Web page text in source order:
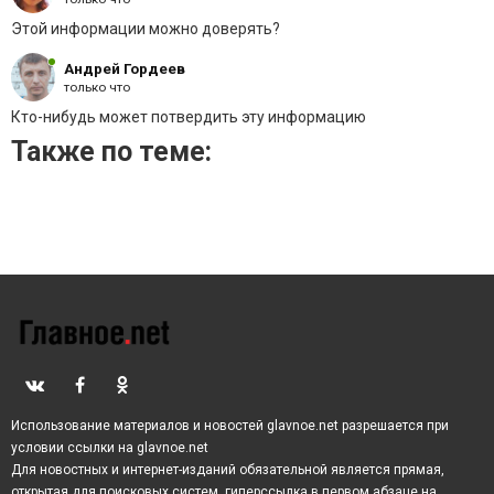
даже не пытаются исчезнуть и где-то затеряться. Они
продолжают вести публичную деятельность,
всячески о себе напоминая.
актер Станислав Садальский. Знаменитость зло
рисованию и язвительно подметил, что хотел бы
Андрей Гордеев
только что
Кто-нибудь может потвердить эту информацию
Этой информации можно доверять?
Также по теме:
Использование материалов и новостей glavnoe.net разрешается при
условии ссылки на glavnoe.net
Для новостных и интернет-изданий обязательной является прямая,